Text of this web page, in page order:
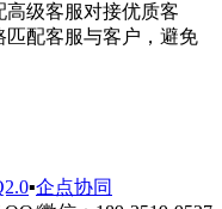
级客服对接优质客
匹配客服与客户，避免
▪企点协同